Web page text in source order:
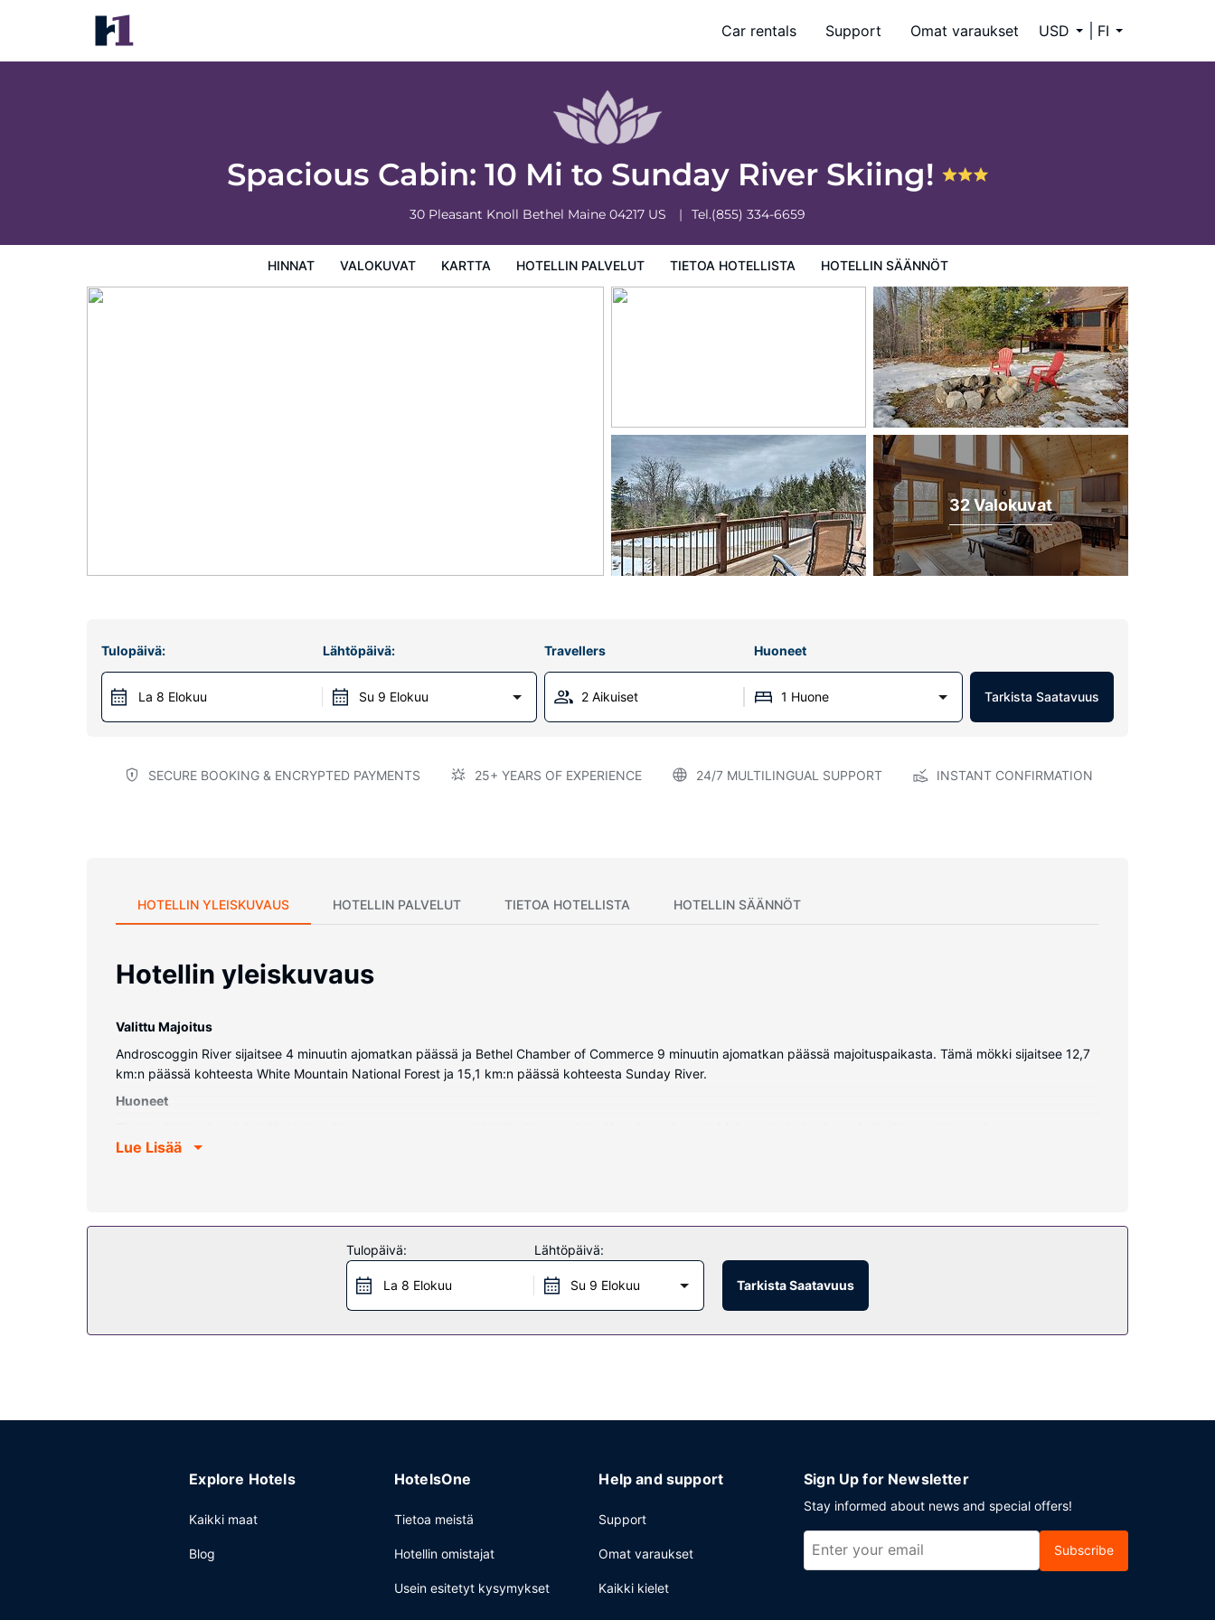
Car rentals Support Omat varaukset USD FI
Spacious Cabin: 10 Mi to Sunday River Skiing!
30 Pleasant Knoll Bethel Maine 04217 US Tel.(855) 334-6659
HINNAT VALOKUVAT KARTTA HOTELLIN PALVELUT TIETOA HOTELLISTA HOTELLIN SÄÄNNÖT
Spacious Cabin: 10 Mi to Sunday River Skiing!
Hinnat
32 Valokuvat
Tulopäivä:
La 8 Elokuu
Lähtöpäivä:
Su 9 Elokuu
Travellers Huoneet
2 Aikuiset 1 Huone Tarkista Saatavuus
SECURE BOOKING & ENCRYPTED PAYMENTS 25+ YEARS OF EXPERIENCE 24/7 MULTILINGUAL SUPPORT INSTANT CONFIRMATION
HOTELLIN YLEISKUVAUS HOTELLIN PALVELUT TIETOA HOTELLISTA HOTELLIN SÄÄNNÖT
Hotellin yleiskuvaus
Valittu Majoitus
Androscoggin River sijaitsee 4 minuutin ajomatkan päässä ja Bethel Chamber of Commerce 9 minuutin ajomatkan päässä majoituspaikasta. Tämä mökki sijaitsee 12,7
km:n päässä kohteesta White Mountain National Forest ja 15,1 km:n päässä kohteesta Sunday River.
Huoneet
Kiinteistön miellyttävyys
Lue Lisää
Tulopäivä:
La 8 Elokuu
Lähtöpäivä:
Su 9 Elokuu Tarkista Saatavuus
Explore Hotels
Kaikki maat
Blog
HotelsOne
Tietoa meistä
Hotellin omistajat
Usein esitetyt kysymykset
Help and support
Support
Omat varaukset
Kaikki kielet
Sign Up for Newsletter
Stay informed about news and special offers!
Subscribe